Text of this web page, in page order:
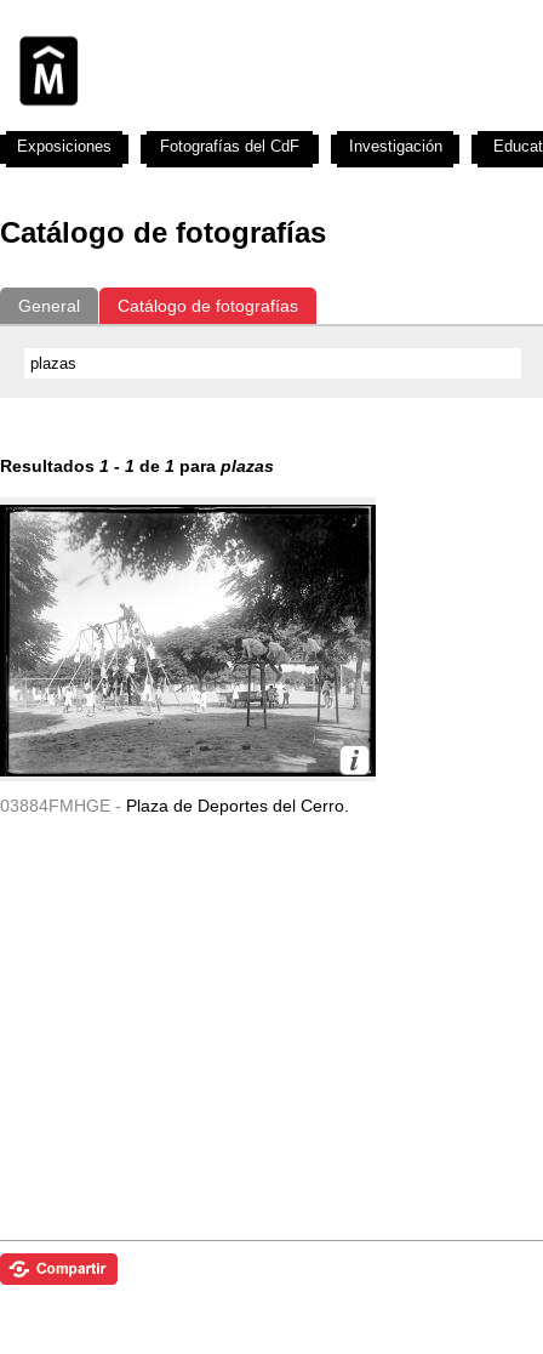
Catálogo de fotografías
General Catálogo de fotografías
Resultados 1 - 1 de 1 para plazas
03884FMHGE - Plaza de Deportes del Cerro.
Exposiciones Fotografías del CdF Investigación